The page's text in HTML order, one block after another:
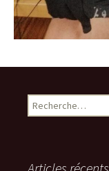
R
e